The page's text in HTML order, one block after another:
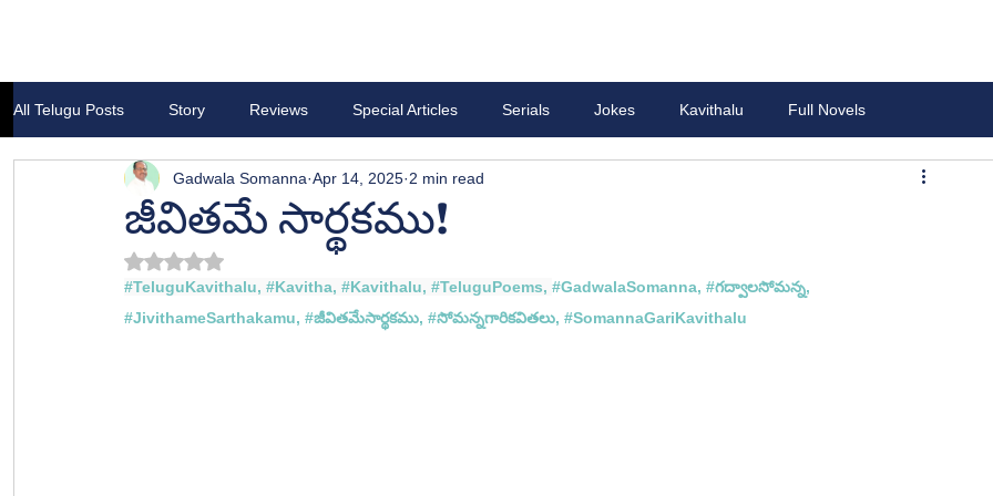
All Telugu Posts Story Reviews Special Articles Serials Jokes Kavithalu Full Novels
జీవితమే సార్థకము!
Gadwala Somanna Apr 14, 2025 2 min read
Rated NaN out of 5 stars.
#TeluguKavithalu, #Kavitha, #Kavithalu, #TeluguPoems, #GadwalaSomanna, #గద్వాలసోమన్న,
#JivithameSarthakamu, #జీవితమేసార్థకము, #సోమన్నగారికవితలు, #SomannaGariKavithalu